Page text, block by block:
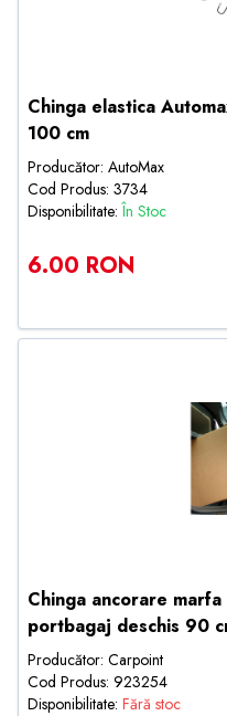
Chinga elastica
100 cm
Producător: AutoMax
Cod Produs: 3734
Disponibilitate:În Stoc
6.00 RON
Chinga ancorare
portbagaj deschis 90
Producător: Carpoint
Cod Produs: 923254
Disponibilitate: Fără stoc